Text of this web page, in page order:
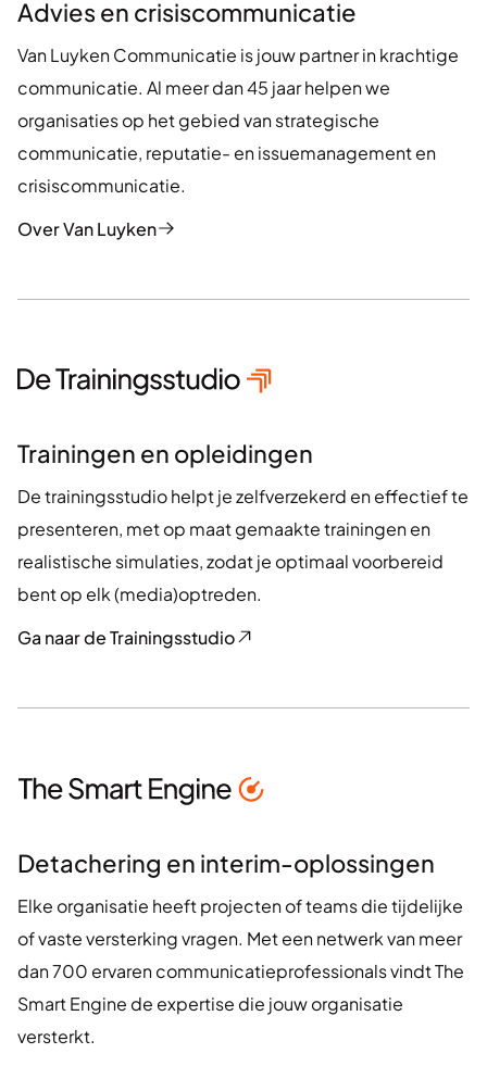
Advies en crisiscommunicatie
Van Luyken Communicatie is jouw partner in krachtige
communicatie. Al meer dan 45 jaar helpen we
organisaties op het gebied van strategische
communicatie, reputatie- en issuemanagement en
crisiscommunicatie.
Over Van Luyken
Trainingen en opleidingen
De trainingsstudio helpt je zelfverzekerd en effectief te
presenteren, met op maat gemaakte trainingen en
realistische simulaties, zodat je optimaal voorbereid
bent op elk (media)optreden.
Ga naar de Trainingsstudio
Detachering en interim-oplossingen
Elke organisatie heeft projecten of teams die tijdelijke
of vaste versterking vragen. Met een netwerk van meer
dan 700 ervaren communicatieprofessionals vindt The
Smart Engine de expertise die jouw organisatie
versterkt.